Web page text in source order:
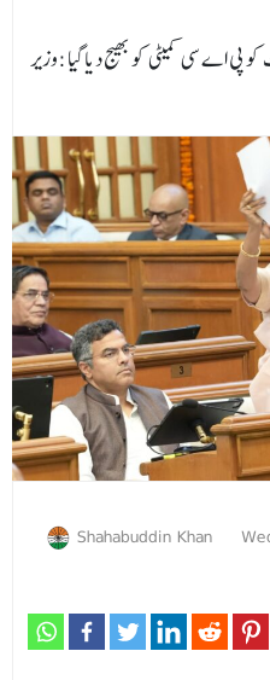
پی اے سی کمیٹی کو بھیج دیاگیا :وزیر
Shahabuddin Khan